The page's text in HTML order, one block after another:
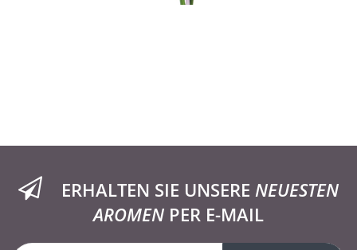
ERHALTEN SIE UNSERE NEUESTEN
AROMEN PER E-MAIL